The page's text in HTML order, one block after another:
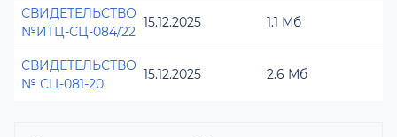
СВИДЕТЕЛЬСТВО
№ИТЦ-СЦ-084/22
15.12.2025 1.1 Мб
СВИДЕТЕЛЬСТВО
№ СЦ-081-20
15.12.2025 2.6 Мб